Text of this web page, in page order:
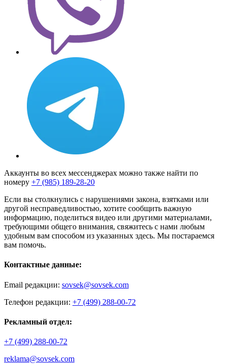
Аккаунты во всех мессенджерах можно также найти по
номеру +7 (985) 189-28-20
Если вы столкнулись с нарушениями закона, взятками или
другой несправедливостью, хотите сообщить важную
информацию, поделиться видео или другими материалами,
требующими общего внимания, свяжитесь с нами любым
удобным вам способом из указанных здесь. Мы постараемся
вам помочь.
Контактные данные:
Email редакции: sovsek@sovsek.com
Телефон редакции: +7 (499) 288-00-72
Рекламный отдел:
+7 (499) 288-00-72
reklama@sovsek.com